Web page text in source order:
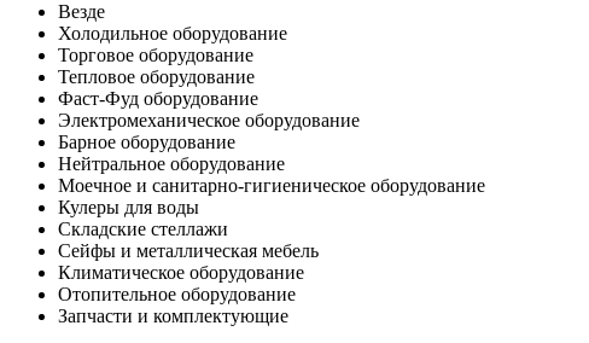
Везде
Холодильное оборудование
Торговое оборудование
Тепловое оборудование
Фаст-Фуд оборудование
Электромеханическое оборудование
Барное оборудование
Нейтральное оборудование
Моечное и санитарно-гигиеническое оборудование
Кулеры для воды
Складские стеллажи
Сейфы и металлическая мебель
Климатическое оборудование
Отопительное оборудование
Запчасти и комплектующие